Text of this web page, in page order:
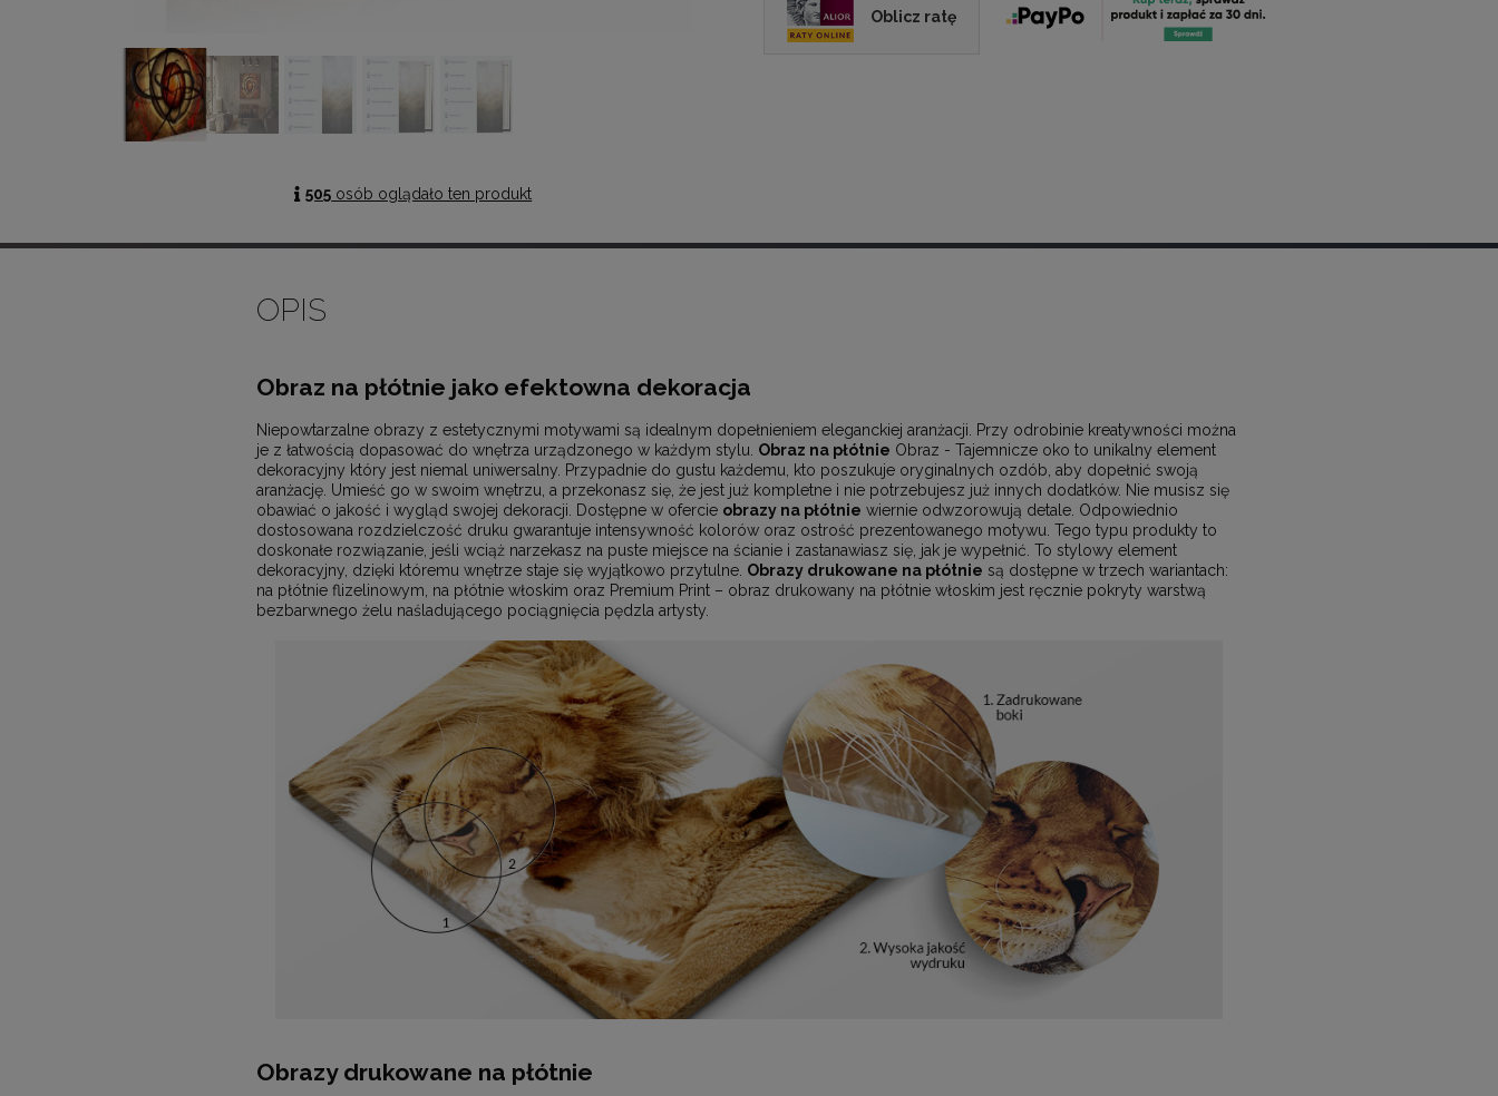
505 osób oglądało ten produkt
Oblicz ratę
OPIS
Obraz na płótnie jako efektowna dekoracja
Niepowtarzalne obrazy z estetycznymi motywami są idealnym dopełnieniem eleganckiej aranżacji. Przy odrobinie kreatywności można
je z łatwością dopasować do wnętrza urządzonego w każdym stylu. Obraz na płótnie Obraz - Tajemnicze oko to unikalny element
dekoracyjny który jest niemal uniwersalny. Przypadnie do gustu każdemu, kto poszukuje oryginalnych ozdób, aby dopełnić swoją
aranżację. Umieść go w swoim wnętrzu, a przekonasz się, że jest już kompletne i nie potrzebujesz już innych dodatków. Nie musisz się
obawiać o jakość i wygląd swojej dekoracji. Dostępne w ofercie obrazy na płótnie wiernie odwzorowują detale. Odpowiednio
dostosowana rozdzielczość druku gwarantuje intensywność kolorów oraz ostrość prezentowanego motywu. Tego typu produkty to
doskonałe rozwiązanie, jeśli wciąż narzekasz na puste miejsce na ścianie i zastanawiasz się, jak je wypełnić. To stylowy element
dekoracyjny, dzięki któremu wnętrze staje się wyjątkowo przytulne. Obrazy drukowane na płótnie są dostępne w trzech wariantach:
na płótnie flizelinowym, na płótnie włoskim oraz Premium Print – obraz drukowany na płótnie włoskim jest ręcznie pokryty warstwą
bezbarwnego żelu naśladującego pociągnięcia pędzla artysty.
Obrazy drukowane na płótnie